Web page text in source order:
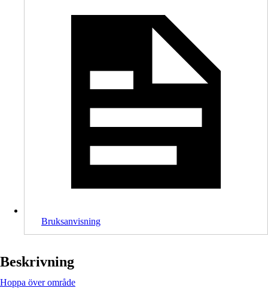
Bruksanvisning
Beskrivning
Hoppa över område